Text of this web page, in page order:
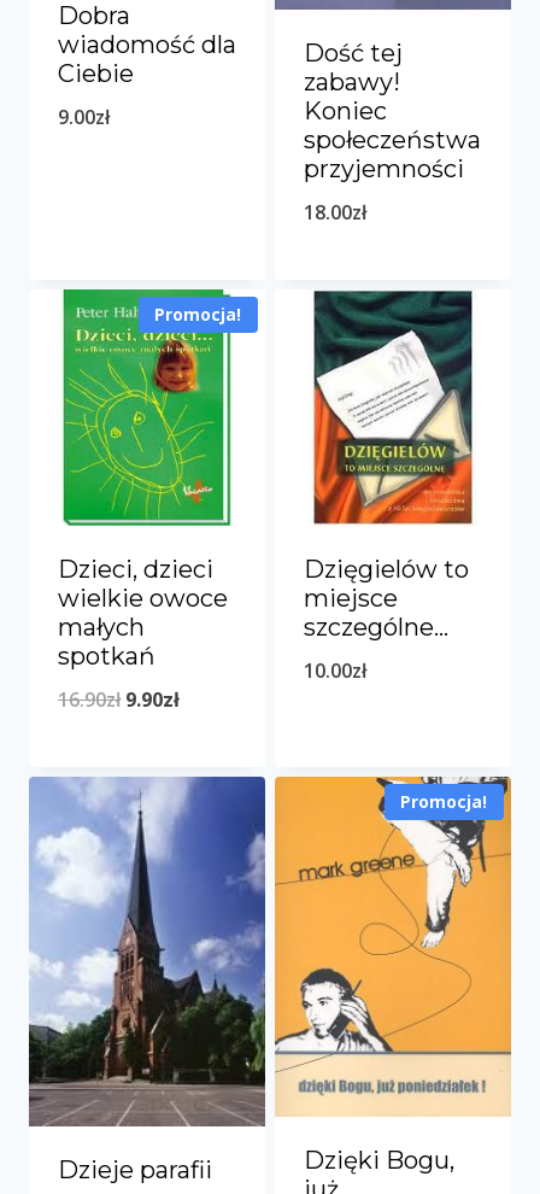
Dobra
wiadomość dla
Ciebie
9.00zł
Dość tej
zabawy!
Koniec
społeczeństwa
przyjemności
18.00zł
Promocja!
Dzieci, dzieci
wielkie owoce
małych
spotkań
16.90zł Pierwotna
wynosiła:
16.90zł.
9.90złAktualna
wynosi:
9.90zł.
Dzięgielów to
miejsce
szczególne…
10.00zł
Dzieje parafii
Promocja!
Dzięki Bogu,